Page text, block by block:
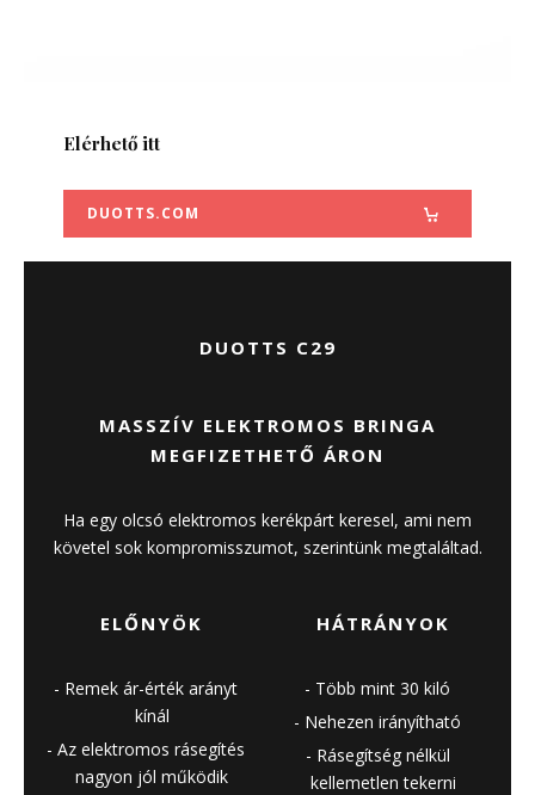
Elérhető itt
DUOTTS.COM
DUOTTS C29
MASSZÍV ELEKTROMOS BRINGA
MEGFIZETHETŐ ÁRON
Ha egy olcsó elektromos kerékpárt keresel, ami nem
követel sok kompromisszumot, szerintünk megtaláltad.
ELŐNYÖK
Remek ár-érték arányt
kínál
Az elektromos rásegítés
nagyon jól működik
HÁTRÁNYOK
Több mint 30 kiló
Nehezen irányítható
Rásegítség nélkül
kellemetlen tekerni